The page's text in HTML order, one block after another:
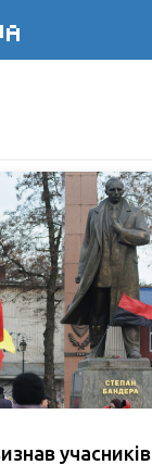
учасників